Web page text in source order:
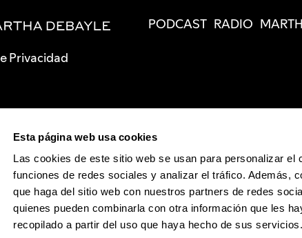
Esta página web usa cookies
Las cookies de este sitio web se usan para personalizar el
funciones de redes sociales y analizar el tráfico. Además,
que haga del sitio web con nuestros partners de redes
quienes pueden combinarla con otra información que les
recopilado a partir del uso que haya hecho de sus servicios.
Privacidad
PODCAST RADIO